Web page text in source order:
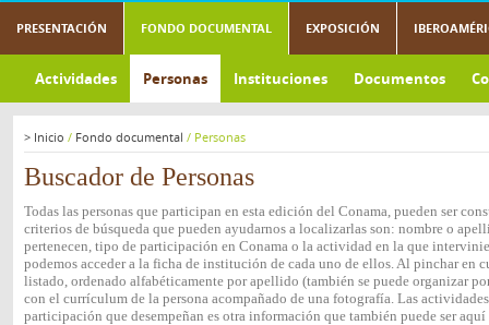
PRESENTACIÓN FONDO DOCUMENTAL EXPOSICIÓN
Actividades Personas Instituciones Documentos
> Inicio / Fondo documental / Personas
Buscador de Personas
Todas las personas que participan en esta edición del Conama, pueden ser
criterios de búsqueda que pueden ayudarnos a localizarlas son: nombre o
pertenecen, tipo de participación en Conama o la actividad en la que
podemos acceder a la ficha de institución de cada uno de ellos. Al pinchar en
listado, ordenado alfabéticamente por apellido (también se puede organizar
con el currículum de la persona acompañado de una fotografía. Las
participación que desempeñan es otra información que también puede ser